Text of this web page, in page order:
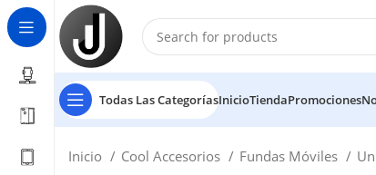
Todas Las CategoríasInicioTiendaPromociones
Inicio Cool Accesorios Fundas Móviles